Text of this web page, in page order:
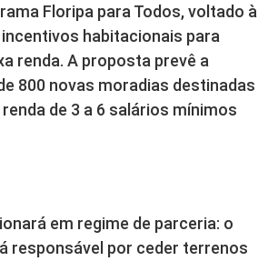
Floripa para Todos, voltado à
habitacionais para
renda. A proposta prevê a
800 novas moradias destinadas
de 3 a 6 salários mínimos
em regime de parceria: o
responsável por ceder terrenos